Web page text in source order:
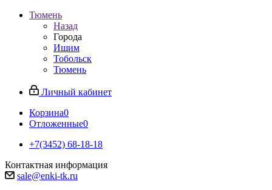
Тюмень
Назад
Города
Ишим
Тобольск
Тюмень
Личный кабинет
Корзина0
Отложенные0
+7(3452) 68-18-18
Контактная информация
sale@enki-tk.ru